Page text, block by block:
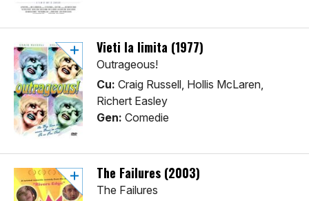
Vieti la limita (1977)
Outrageous!
Cu: Craig Russell, Hollis McLaren,
Richert Easley
Gen: Comedie
The Failures (2003)
The Failures